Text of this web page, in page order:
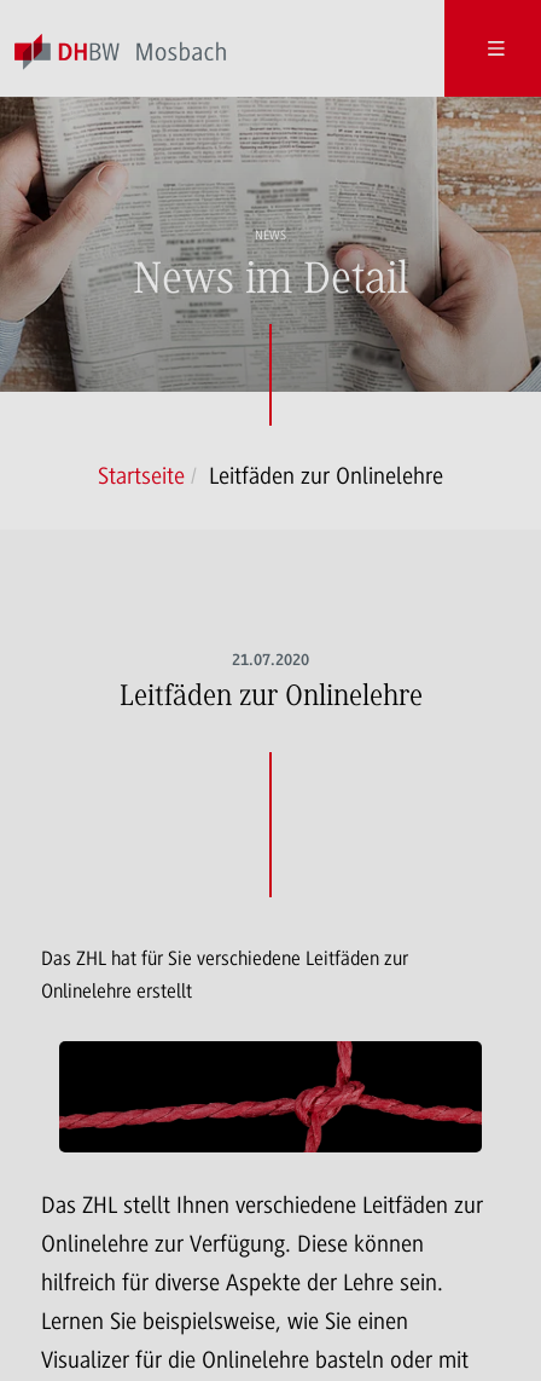
NEWS
News im Detail
Startseite Leitfäden zur Onlinelehre
21.07.2020
Leitfäden zur Onlinelehre
Das ZHL hat für Sie verschiedene Leitfäden zur
Onlinelehre erstellt
Das ZHL stellt Ihnen verschiedene Leitfäden zur
Onlinelehre zur Verfügung. Diese können
hilfreich für diverse Aspekte der Lehre sein.
Lernen Sie beispielsweise, wie Sie einen
Visualizer für die Onlinelehre basteln oder mit